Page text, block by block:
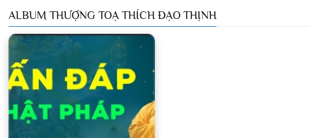
ALBUM THƯỢNG TOẠ THÍCH ĐẠO THỊNH